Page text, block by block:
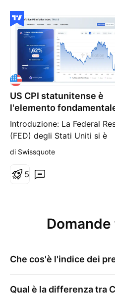
US CPI statunitense è
l'elemento
della settimana
Introduzione: La Federal
(FED) degli Stati Uniti si è
espressa la scorsa
statunitensi è stato lasciato
delle altre principali banche
centrali, la FED non ha
di Swissquote
5
Che cos'è l'indice dei
Qual è la differenza tra